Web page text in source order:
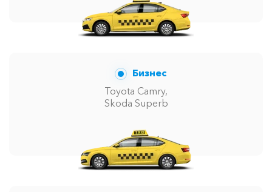
Бизнес
Toyota Camry,
Skoda Superb